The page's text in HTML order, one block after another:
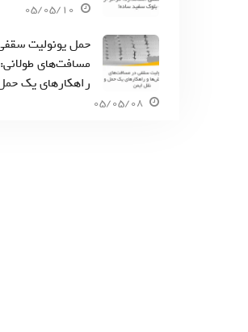
05/05/10
حمل یونولیت
مسافت‌های
راهکارهای یک
05/05/08